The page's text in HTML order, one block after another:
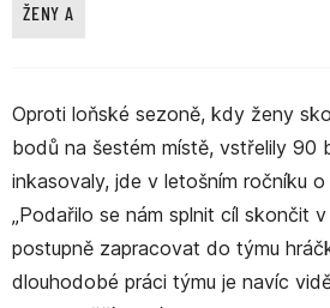
ŽENY A
Oproti loňské sezoně, kdy ženy
bodů na šestém místě, vstřelily 90
inkasovaly, jde v letošním ročníku
„Podařilo se nám splnit cíl skončit
postupně zapracovat do týmu
dlouhodobé práci týmu je navíc